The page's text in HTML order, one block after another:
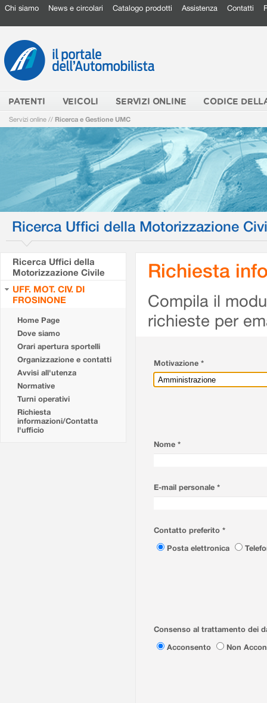
Chi siamo News e circolari Catalogo prodotti Assistenza Contatti
PATENTI VEICOLI SERVIZI ONLINE CODICE
Servizi online // Ricerca e Gestione UMC
Ricerca Uffici della Motorizzazione
Ricerca Uffici della
Motorizzazione Civile
UFF. MOT. CIV. DI
FROSINONE
Home Page
Dove siamo
Orari apertura sportelli
Organizzazione e contatti
Avvisi all'utenza
Normative
Turni operativi
Richiesta
informazioni/Contatta
l'ufficio
Richiesta
Compila il
richieste per
Motivazione *
Nome *
E-mail personale *
Contatto preferito *
Posta elettronica
Consenso al trattamento dei
Acconsento
Non